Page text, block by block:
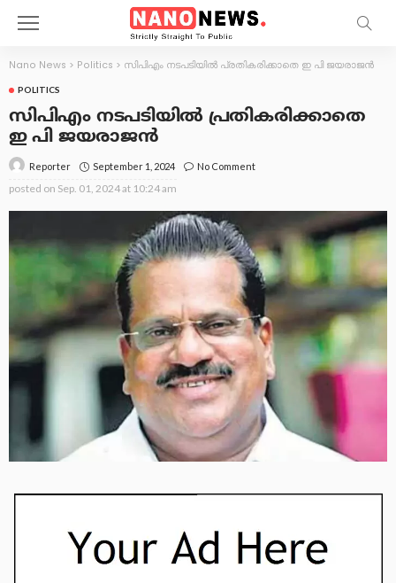
Nano News > Politics > സിപിഎം നടപടിയിൽ പ്രതികരിക്കാതെ ഇ പി ജയരാജൻ
POLITICS
സിപിഎം നടപടിയിൽ പ്രതികരിക്കാതെ
ഇ പി ജയരാജൻ
Reporter September 1, 2024 No Comment
posted on Sep. 01, 2024 at 10:24 am